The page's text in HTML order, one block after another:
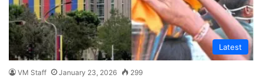
Latest
VM Staff January 23, 2026 299